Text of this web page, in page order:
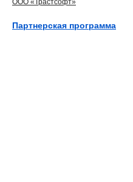
ООО «Трастсофт»
Партнерская программа